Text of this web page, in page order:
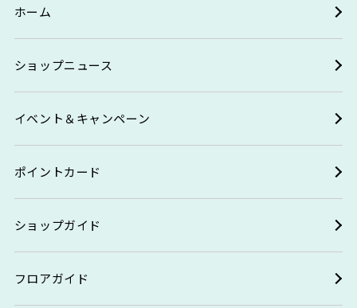
ホーム
ショップニュース
イベント＆キャンペーン
ポイントカード
ショップガイド
フロアガイド